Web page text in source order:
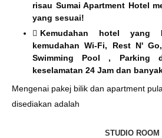
risau Sumai Apartment Hotel
yang sesuai!
Kemudahan hotel yang
kemudahan Wi-Fi, Rest N'
Swimming Pool , Parking
keselamatan 24 Jam dan
Mengenai pakej bilik dan apartment
disediakan adalah
STUDIO ROOM